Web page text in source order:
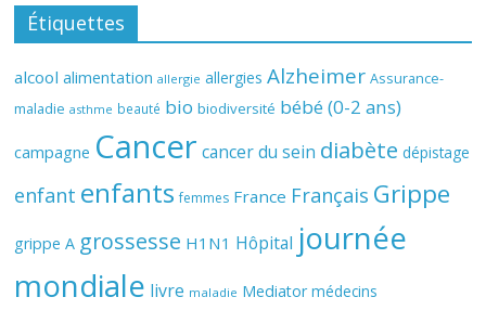
Étiquettes
alcool alimentation allergie allergies Alzheimer Assurance-
maladie asthme beauté bio biodiversité bébé (0-2 ans)
campagne Cancer cancer du sein diabète dépistage
enfant enfants femmes France Français Grippe
grippe A grossesse H1N1 Hôpital journée
mondiale livre maladie Mediator médecins